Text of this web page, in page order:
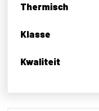
Thermisch
Klasse
Kwaliteit